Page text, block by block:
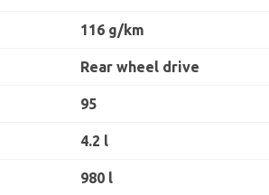
116 g/km
Rear wheel drive
95
4.2 l
980 l